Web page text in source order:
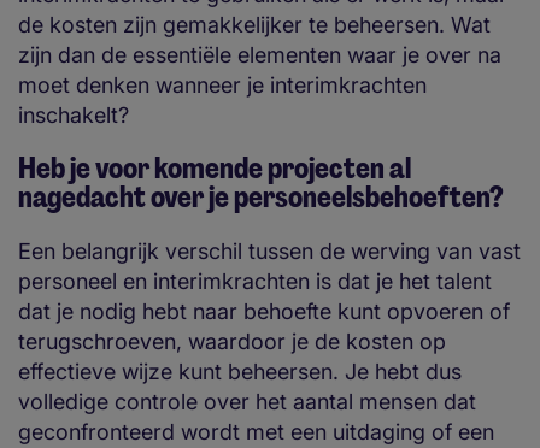
de kosten zijn gemakkelijker te beheersen. Wat
zijn dan de essentiële elementen waar je over na
moet denken wanneer je interimkrachten
inschakelt?
Heb je voor komende projecten al
nagedacht over je personeelsbehoeften?
Een belangrijk verschil tussen de werving van vast
personeel en interimkrachten is dat je het talent
dat je nodig hebt naar behoefte kunt opvoeren of
terugschroeven, waardoor je de kosten op
effectieve wijze kunt beheersen. Je hebt dus
volledige controle over het aantal mensen dat
geconfronteerd wordt met een uitdaging of een